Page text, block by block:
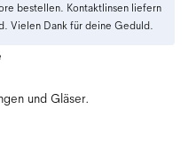
bestellen. Kontaktlinsen liefern
Vielen Dank für deine Geduld.
und Gläser.